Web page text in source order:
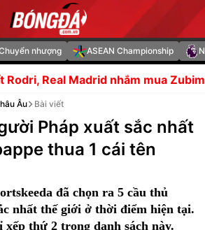
nhượng ASEAN Championship
nhắm mua Zubimendi FIFA kịch
Âu Bài viết
Pháp xuất sắc nhất
thua 1 cái tên
đã chọn ra 5 cầu thủ
nhất thế giới ở thời điểm hiện tại.
thứ 2 trong danh sách này.